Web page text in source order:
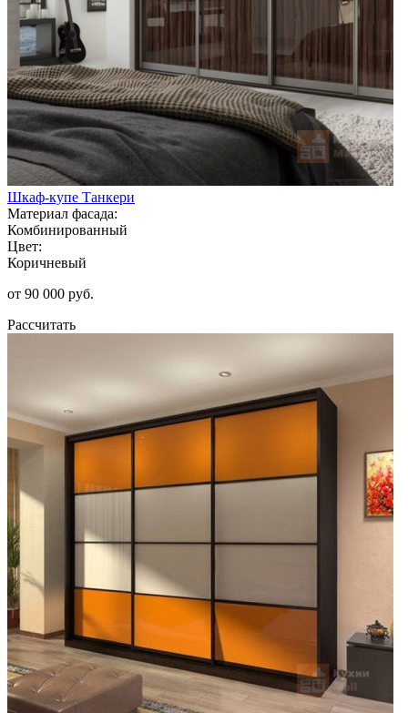
Шкаф-купе Танкери
Материал фасада:
Комбинированный
Цвет:
Коричневый
от 90 000 руб.
Рассчитать